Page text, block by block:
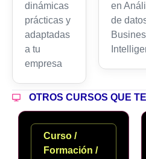
dinámicas
prácticas y
adaptadas
a tu
empresa
en
de
OTROS CURSOS QUE
Curso /
Formación /